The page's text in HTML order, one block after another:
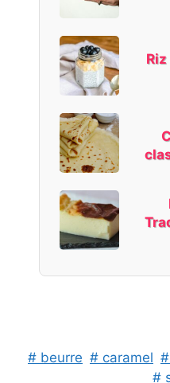
# beurre # caramel
#